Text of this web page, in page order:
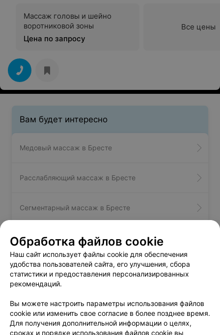
Массаж головы и шейно
воротниковой зоны
Цена по запросу
Все цены
Вам будет интересно
Медовый массаж в Бресте
Расслабляющий массаж в Бресте
Сегментарный массаж в Бресте
Массаж шейно-воротниковой
зоны - цена в Бресте
Массаж спины/шейно-воротниковой
зоны 30 мин
от 25 руб.
Массаж шейно-воротниковой зоны
от 8 руб.
Обработка файлов cookie
Наш сайт использует файлы cookie для обеспечения
удобства пользователей сайта, его улучшения, сбора
статистики и предоставления персонализированных
рекомендаций.
Вы можете настроить параметры использования файлов
cookie или изменить свое согласие в более позднее время.
Для получения дополнительной информации о целях,
сроках и порядке использования файлов cookie вы